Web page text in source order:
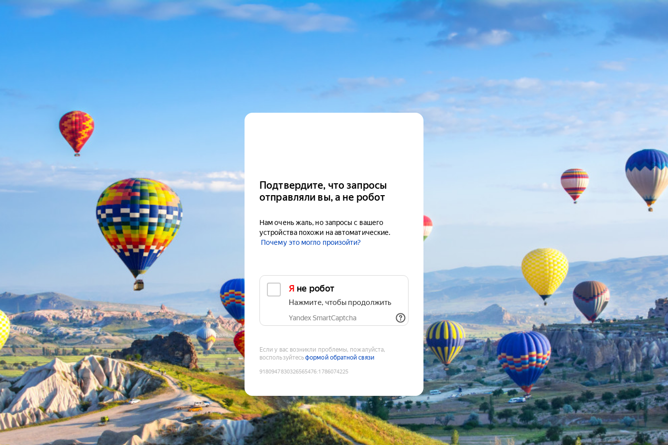
Подтвердите, что запросы
отправляли вы, а не робот
Нам очень жаль, но запросы с вашего
устройства похожи на автоматические.
Почему это могло произойти?
Я не робот
Нажмите, чтобы продолжить
Yandex SmartCaptcha
Если у вас возникли проблемы, пожалуйста,
воспользуйтесьформой обратной связи
9180947830326565476:1786074225